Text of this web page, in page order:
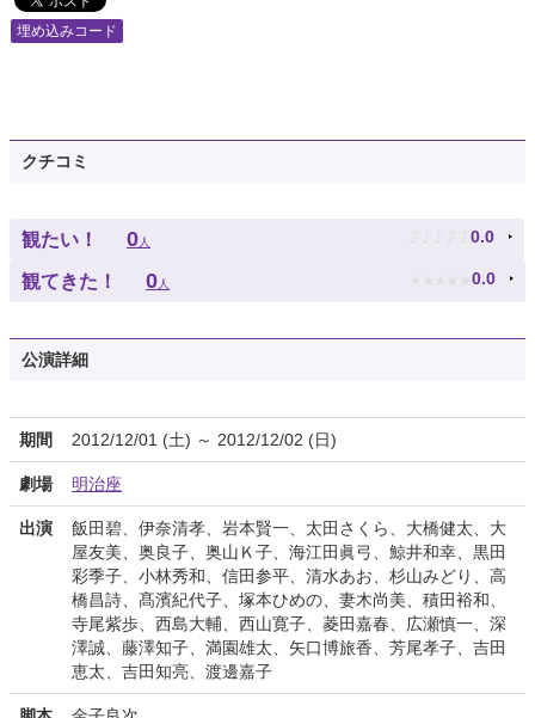
埋め込みコード
クチコミ
観たい！ 0人 ♪ ♪ ♪ ♪ ♪ 0.0
観てきた！ 0人 ★ ★ ★ ★ ★ 0.0
公演詳細
期間 2012/12/01 (土) ～ 2012/12/02 (日)
劇場 明治座
出演
飯田碧、伊奈清孝、岩本賢一、太田さくら、大橋健太、大
屋友美、奥良子、奥山Ｋ子、海江田眞弓、鯨井和幸、黒田
彩季子、小林秀和、信田参平、清水あお、杉山みどり、高
橋昌詩、髙濱紀代子、塚本ひめの、妻木尚美、積田裕和、
寺尾紫歩、西島大輔、西山寛子、菱田嘉春、広瀬慎一、深
澤誠、藤澤知子、満園雄太、矢口博旅香、芳尾孝子、吉田
恵太、吉田知亮、渡邊嘉子